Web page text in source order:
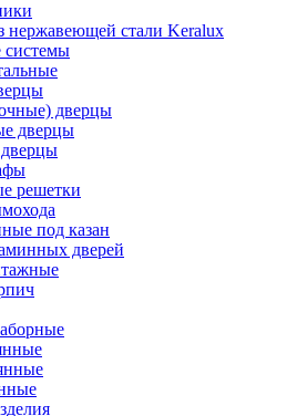
нержавеющей стали Keralux
дверцы
дверцы
решетки
под казан
дверей